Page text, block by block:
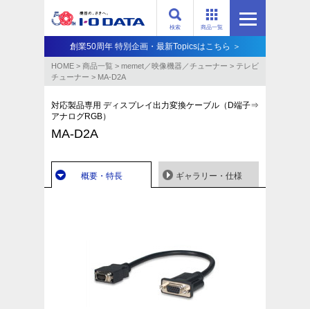
商品一覧
検索
創業50周年 特別企画・最新Topicsはこちら ＞
HOME > 商品一覧 > memet／映像機器／チューナー > テレビ
チューナー > MA-D2A
対応製品専用 ディスプレイ出力変換ケーブル（D端子⇒
アナログRGB）
MA-D2A
概要・特長 ギャラリー・仕様